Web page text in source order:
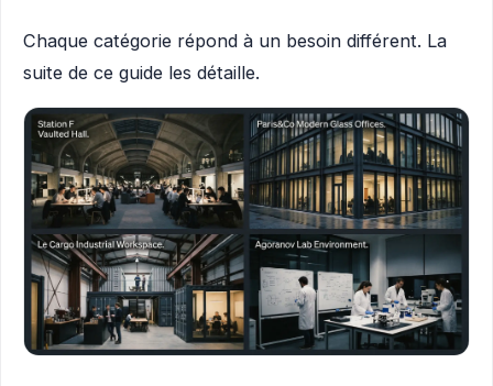
Chaque catégorie répond à un besoin différent. La
suite de ce guide les détaille.